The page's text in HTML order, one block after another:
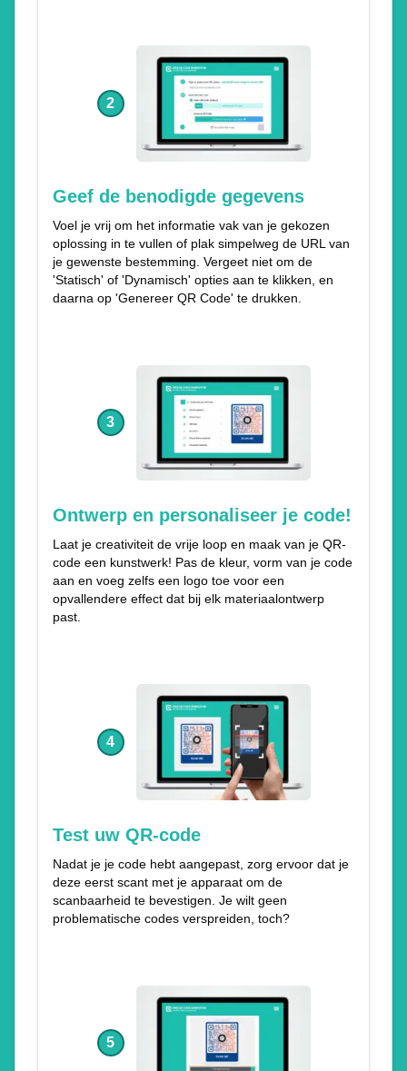
2
Geef de benodigde gegevens
Voel je vrij om het informatie vak van je gekozen
oplossing in te vullen of plak simpelweg de URL van
je gewenste bestemming. Vergeet niet om de
'Statisch' of 'Dynamisch' opties aan te klikken, en
daarna op 'Genereer QR Code' te drukken.
3
Ontwerp en personaliseer je code!
Laat je creativiteit de vrije loop en maak van je QR-
code een kunstwerk! Pas de kleur, vorm van je code
aan en voeg zelfs een logo toe voor een
opvallendere effect dat bij elk materiaalontwerp
past.
4
Test uw QR-code
Nadat je je code hebt aangepast, zorg ervoor dat je
deze eerst scant met je apparaat om de
scanbaarheid te bevestigen. Je wilt geen
problematische codes verspreiden, toch?
5